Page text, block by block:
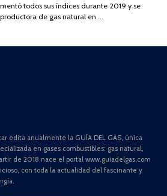
2025
todos sus índices durante 2019 y se
de gas natural en …
edita anualmente la GUÍA DEL GAS, única
en gases combustibles: gas natural,
de 2018 nace el portal www.guiadelgas.com
con toda la actualidad del fascinante y